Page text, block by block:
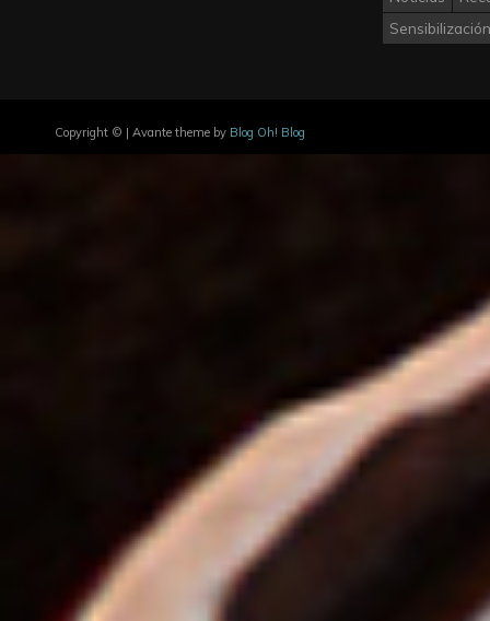
Sensibilización
Copyright © | Avante theme by Blog Oh! Blog